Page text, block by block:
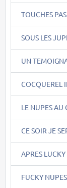
TOUCHES
SOUS LES
UN
COCQUEREL
LE NUPES AU
CE SOIR JE
APRES
FUCKY